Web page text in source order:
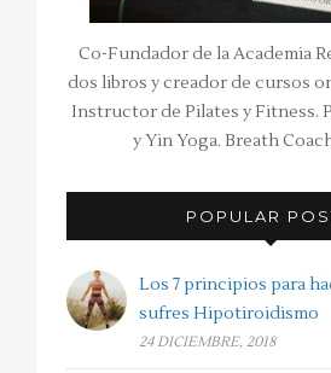
Co-Fundador de la Academia
dos libros y creador de cursos
Instructor de Pilates y Fitness.
y Yin Yoga. Breath
POPULAR
Los 7 principios para
sufres Hipotiroidismo
24 DICIEMBRE, 2018